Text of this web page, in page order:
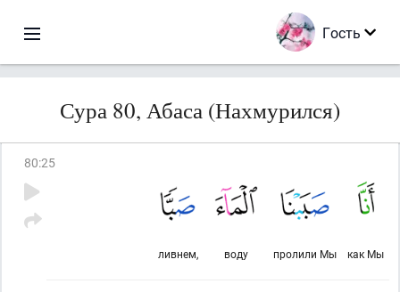
Гость
Сура 80, Абаса (Нахмурился)
80:25
как Мы
пролили Мы
воду
ливнем,